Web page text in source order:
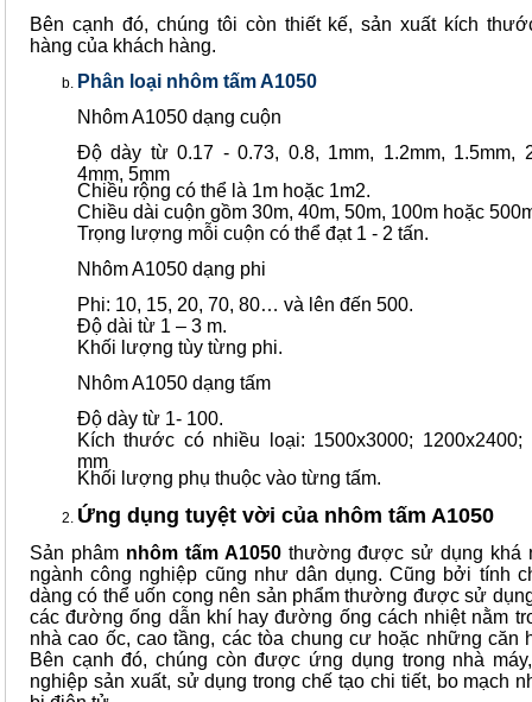
Bên cạnh đó, chúng tôi còn thiết kế, sản xuất kích
hàng của khách hàng.
Phân loại nhôm tấm A1050
Nhôm A1050 dạng cuộn
Độ dày từ 0.17 - 0.73, 0.8, 1mm, 1.2mm, 1.5mm,
4mm, 5mm
Chiều rộng có thể là 1m hoặc 1m2.
Chiều dài cuộn gồm 30m, 40m, 50m, 100m hoặc
Trọng lượng mỗi cuộn có thể đạt 1 - 2 tấn.
Nhôm A1050 dạng phi
Phi: 10, 15, 20, 70, 80… và lên đến 500.
Độ dài từ 1 – 3 m.
Khối lượng tùy từng phi.
Nhôm A1050 dạng tấm
Độ dày từ 1- 100.
Kích thước có nhiều loại: 1500x3000; 1200x2400;
mm
Khối lượng phụ thuộc vào từng tấm.
Ứng dụng tuyệt vời của nhôm tấm A1050
Sản phâm nhôm tấm A1050thường được sử dụng khá
ngành công nghiệp cũng như dân dụng. Cũng bởi tính
dàng có thể uốn cong nên sản phẩm thường được sử
các đường ống dẫn khí hay đường ống cách nhiệt nằm
nhà cao ốc, cao tầng, các tòa chung cư hoặc những căn
Bên cạnh đó, chúng còn được ứng dụng trong nhà
nghiệp sản xuất, sử dụng trong chế tạo chi tiết, bo mạch